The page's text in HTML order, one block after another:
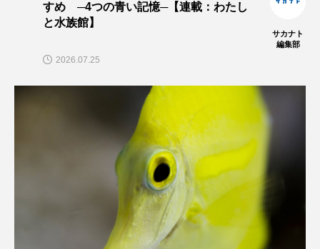
雷魚
青森県
高知県 魚卵
鯨類 鰭脚類
鴨川シーワールド
すめ ─4つの青い記憶─【連載：わたし
と水族館】
サカナト
編集部
2026.07.25